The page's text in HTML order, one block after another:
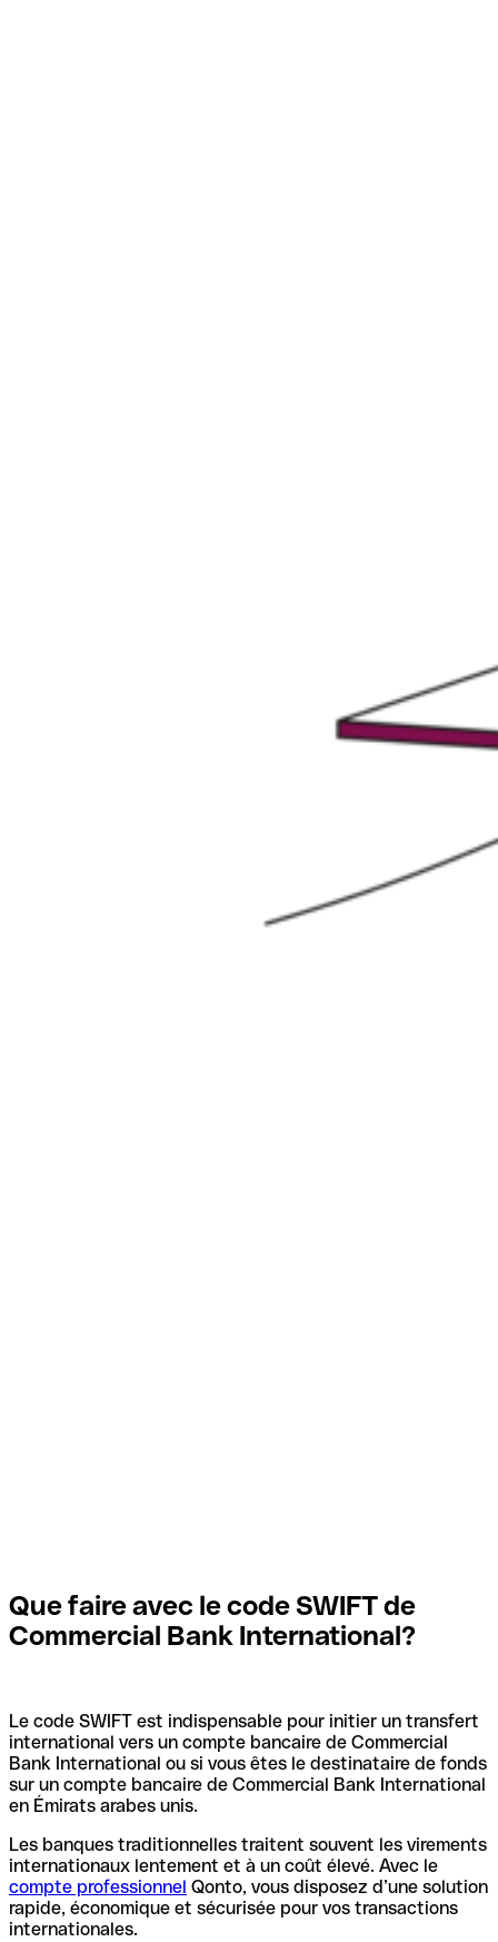
Que faire avec le code SWIFT de
Commercial Bank International?
Le code SWIFT est indispensable pour initier un transfert
international vers un compte bancaire de Commercial
Bank International ou si vous êtes le destinataire de fonds
sur un compte bancaire de Commercial Bank International
en Émirats arabes unis.
Les banques traditionnelles traitent souvent les virements
internationaux lentement et à un coût élevé. Avec le
compte professionnel Qonto, vous disposez d’une solution
rapide, économique et sécurisée pour vos transactions
internationales.